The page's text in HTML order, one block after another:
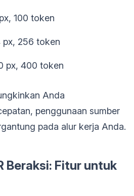
100 token
px, 256 token
px, 400 token
Anda
penggunaan sumber
pada alur kerja Anda.
Beraksi: Fitur untuk